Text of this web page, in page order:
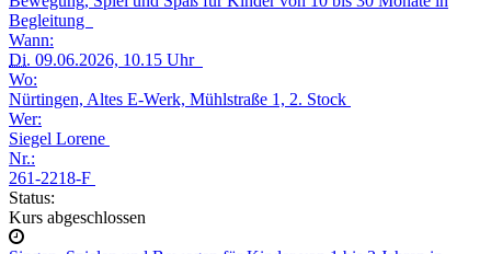
Begleitung
Wann:
Di. 09.06.2026, 10.15 Uhr
Wo:
Nürtingen, Altes E-Werk, Mühlstraße 1, 2. Stock
Wer:
Siegel Lorene
Nr.:
261-2218-F
Status:
Kurs abgeschlossen